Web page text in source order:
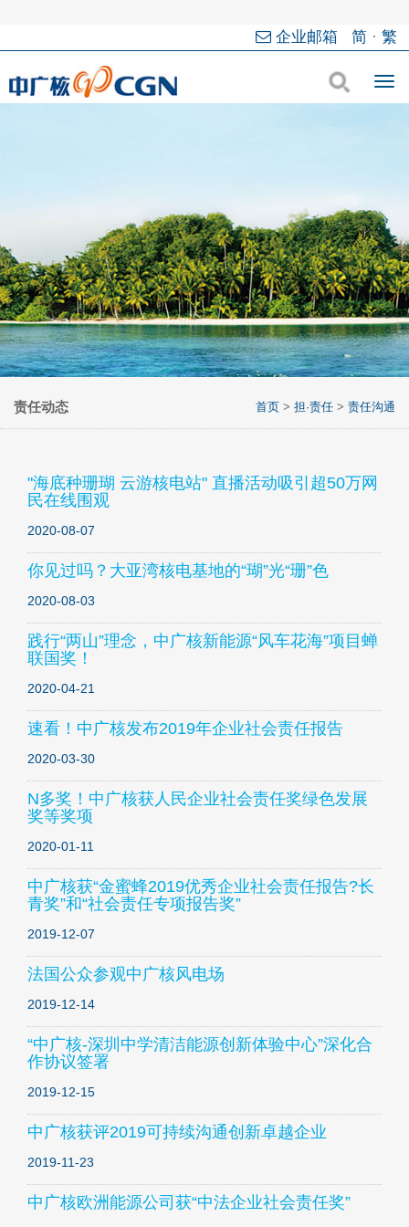
企业邮箱 简· 繁
首页 > 担·责任 > 责任沟通
责任动态
"海底种珊瑚 云游核电站" 直播活动吸引超50万网
民在线围观
2020-08-07
你见过吗？大亚湾核电基地的“瑚”光“珊”色
2020-08-03
践行“两山”理念，中广核新能源“风车花海”项目蝉
联国奖！
2020-04-21
速看！中广核发布2019年企业社会责任报告
2020-03-30
N多奖！中广核获人民企业社会责任奖绿色发展
奖等奖项
2020-01-11
中广核获“金蜜蜂2019优秀企业社会责任报告?长
青奖”和“社会责任专项报告奖”
2019-12-07
法国公众参观中广核风电场
2019-12-14
“中广核-深圳中学清洁能源创新体验中心”深化合
作协议签署
2019-12-15
中广核获评2019可持续沟通创新卓越企业
2019-11-23
中广核欧洲能源公司获“中法企业社会责任奖”